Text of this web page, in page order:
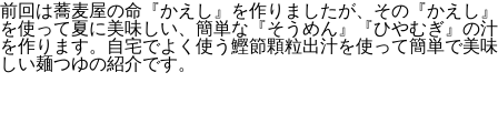
前回は蕎麦屋の命『かえし』を作りましたが、その『かえし』
を使って夏に美味しい、簡単な『そうめん』『ひやむぎ』の汁
を作ります。自宅でよく使う鰹節顆粒出汁を使って簡単で美味
しい麺つゆの紹介です。